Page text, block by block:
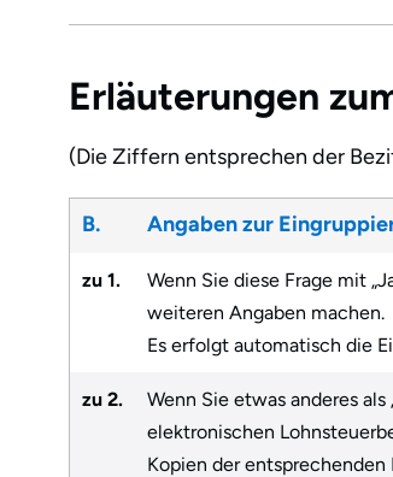
Erläuterungen
(Die Ziffern entsprechen der
B. Angaben zur
zu 1.
Wenn Sie diese Frage mit
weiteren Angaben machen.
Es erfolgt automatisch die
zu 2.
Wenn Sie etwas anderes
elektronischen
Kopien der